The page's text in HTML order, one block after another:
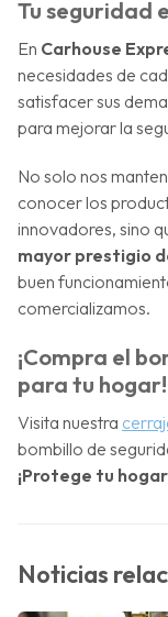
Tu seguridad
En Carhouse
necesidades de
satisfacer sus
para mejorar la
No solo nos
conocer los
innovadores, sino
mayor prestigio
buen
comercializamos.
¡Compra el
para tu hogar!
Visita nuestra
bombillo de
¡Protege tu
Noticias